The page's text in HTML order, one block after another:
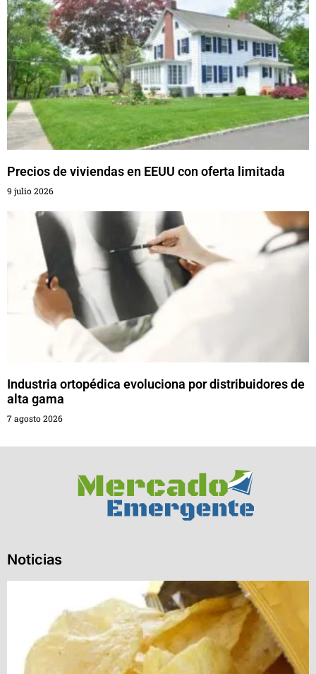
Precios de viviendas en EEUU con oferta limitada
9 julio 2026
Industria ortopédica evoluciona por distribuidores de
alta gama
7 agosto 2026
Noticias